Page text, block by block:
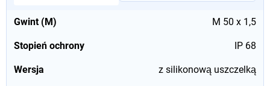
Gwint (M) M 50 x 1,5
Stopień ochrony IP 68
Wersja z silikonową uszczelką